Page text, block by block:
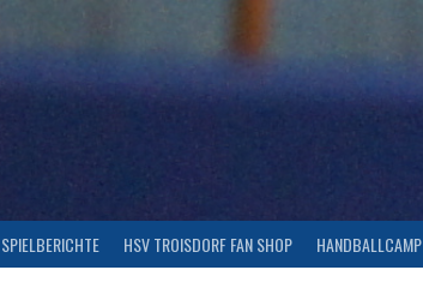
SPIELBERICHTE HSV TROISDORF FAN SHOP HANDBALLCAMP